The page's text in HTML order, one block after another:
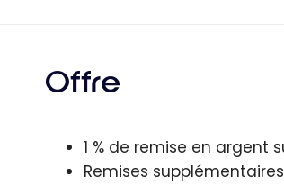
Offre
1 % de remise en argent
Remises